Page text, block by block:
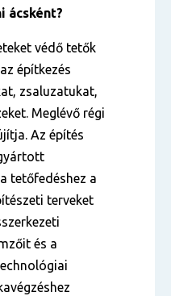
ácsként?
védő tetők
építkezés
zsaluzatukat,
Meglévő régi
Az építés
tetőfedéshez a
terveket
és a